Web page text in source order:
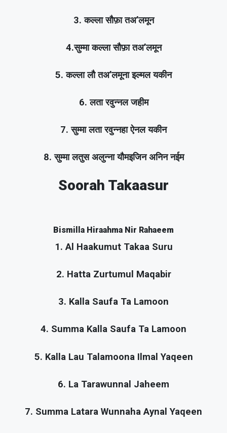
3. कल्ला सौफ़ा तअ’लमून
4.सुम्मा कल्ला सौफ़ा तअ’लमून
5. कल्ला लौ तअ’लमूना इल्मल यकीन
6. लता रवुन्नल जहीम
7. सुम्मा लता रवुन्नहा ऐनल यकीन
8. सुम्मा लतुस अलुन्ना यौमइजिन अनिन नईम
Soorah Takaasur
Bismilla Hiraahma Nir Rahaeem
1. Al Haakumut Takaa Suru
2. Hatta Zurtumul Maqabir
3. Kalla Saufa Ta Lamoon
4. Summa Kalla Saufa Ta Lamoon
5. Kalla Lau Talamoona Ilmal Yaqeen
6. La Tarawunnal Jaheem
7. Summa Latara Wunnaha Aynal Yaqeen